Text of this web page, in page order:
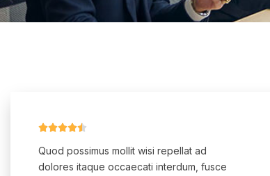

Quod possimus mollit wisi repellat ad
dolores itaque occaecati interdum, fusce